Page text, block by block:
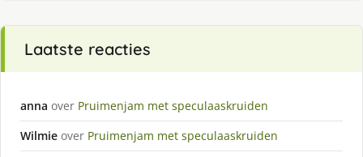
Laatste reacties
anna over Pruimenjam met speculaaskruiden
Wilmie over Pruimenjam met speculaaskruiden